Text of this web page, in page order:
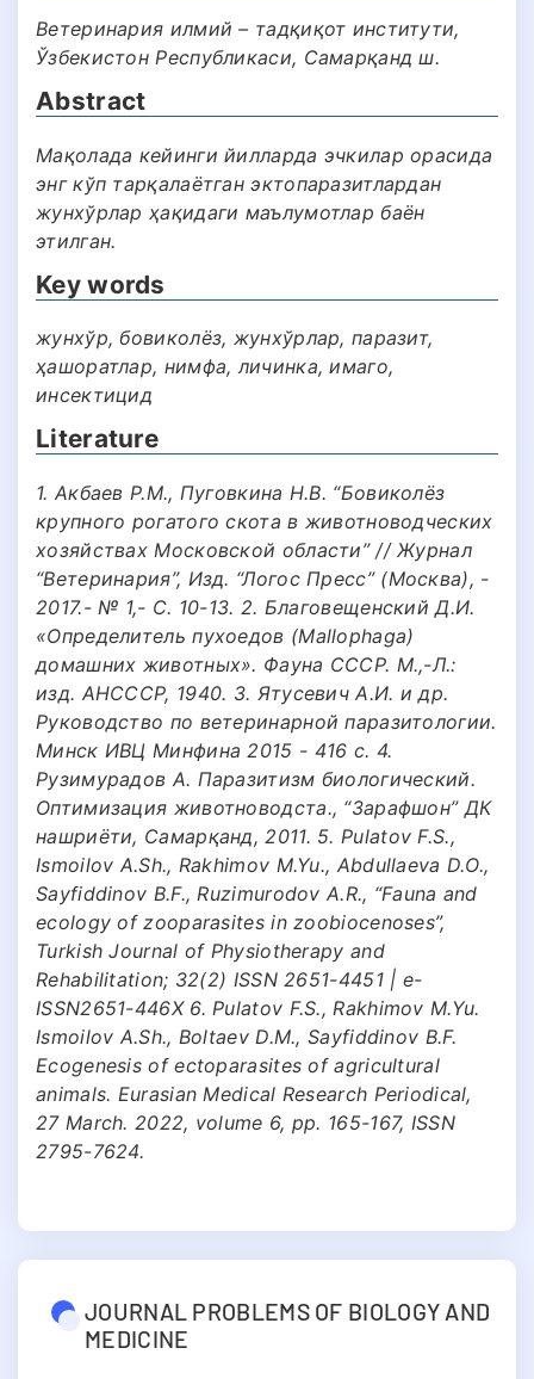
Ветеринария илмий – тадқиқот институти,
Ўзбекистон Республикаси, Самарқанд ш.
Abstract
Мақолада кейинги йилларда эчкилар орасида
энг кўп тарқалаётган эктопаразитлардан
жунхўрлар ҳақидаги маълумотлар баён
этилган.
Key words
жунхўр, бовиколёз, жунхўрлар, паразит,
ҳашоратлар, нимфа, личинка, имаго,
инсектицид
Literature
1. Акбаев Р.М., Пуговкина Н.В. “Бовиколёз
крупного рогатого скота в животноводческих
хозяйствах Московской области” // Журнал
“Ветеринария”, Изд. “Логос Пресс” (Москва), -
2017.- № 1,- С. 10-13. 2. Благовещенский Д.И.
«Определитель пухоедов (Mallophaga)
домашних животных». Фауна СССР. М.,-Л.:
изд. АНСССР, 1940. 3. Ятусевич А.И. и др.
Руководство по ветеринарной паразитологии.
Минск ИВЦ Минфина 2015 - 416 с. 4.
Рузимурадов А. Паразитизм биологический.
Оптимизация животноводста., “Зарафшон” ДК
нашриёти, Самарқанд, 2011. 5. Pulatov F.S.,
Ismoilov A.Sh., Rakhimov M.Yu., Abdullaeva D.O.,
Sayfiddinov B.F., Ruzimurodov A.R., “Fauna and
ecology of zooparasites in zoobiocenoses”,
Turkish Journal of Physiotherapy and
Rehabilitation; 32(2) ISSN 2651-4451 | e-
ISSN2651-446X 6. Pulatov F.S., Rakhimov M.Yu.
Ismoilov A.Sh., Boltaev D.M., Sayfiddinov B.F.
Ecogenesis of ectoparasites of agricultural
animals. Eurasian Medical Research Periodical,
27 March. 2022, volume 6, pp. 165-167, ISSN
2795-7624.
JOURNAL PROBLEMS OF BIOLOGY AND
MEDICINE